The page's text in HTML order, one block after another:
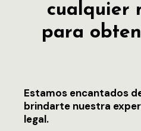
cualquier
para
Estamos encantados
brindarte nuestra
legal.